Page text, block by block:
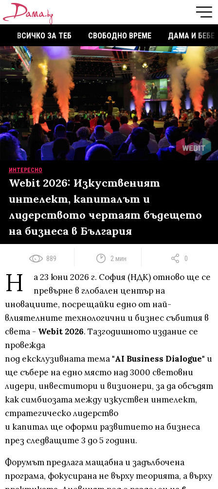
ВСИЧКО ЗА ТЕБ СВОБОДНО ВРЕМЕ ДАМА И БЕБЕ
ИНТЕРЕСНО
Webit 2026: Изкуственият
интелект, капиталът и
лидерството чертаят бъдещето
на бизнеса в България
889 2 мин 0
Н
а 23 юни 2026 г. София (НДК) отново ще се
превърне в глобален център на
иновациите, посрещайки едно от най-
влиятелните технологични и бизнес събития в
света - Webit 2026. Тазгодишното издание се
провежда
под ексклузивната тема "AI Business Dialogue" и
ще събере на едно място над 3000 световни
лидери, инвеститори и визионери, за да обсъдят
как симбиозата между изкуствен интелект,
стратегическо лидерство
и капитал ще оформи развитието на бизнеса
през следващите 3 до 5 години.
Форумът предлага мащабна и задълбочена
програма, фокусирана не върху теорията, а върху